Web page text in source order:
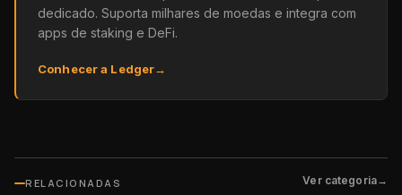
dedicado. Suporta milhares de moedas e integra com
apps de staking e DeFi.
Conhecer a Ledger→
RELACIONADAS Ver categoria→